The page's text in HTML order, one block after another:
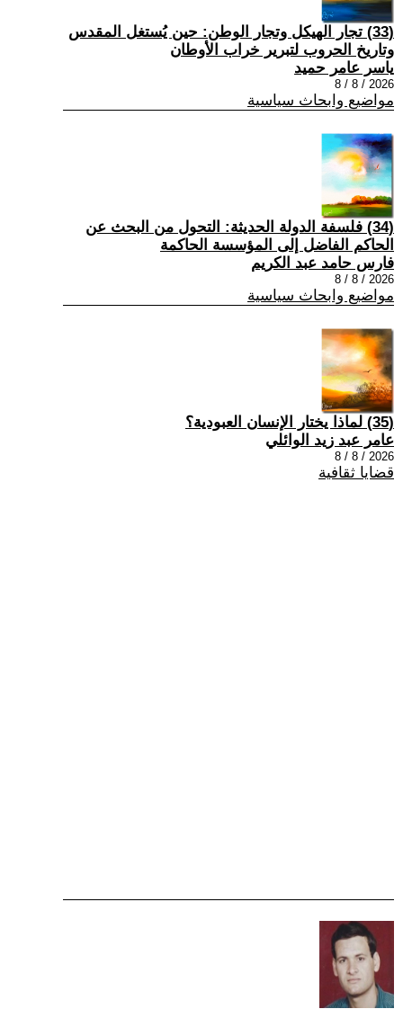
(33) تجار الهيكل وتجار الوطن: حين يُستغل المقدس
وتاريخ الحروب لتبرير خراب الأوطان
ياسر عامر حميد
2026 / 8 / 8
مواضيع وابحاث سياسية
(34) فلسفة الدولة الحديثة: التحول من البحث عن
الحاكم الفاضل إلى المؤسسة الحاكمة
فارس حامد عبد الكريم
2026 / 8 / 8
مواضيع وابحاث سياسية
(35) لماذا يختار الإنسان العبودية؟
عامر عبد زيد الوائلي
2026 / 8 / 8
قضايا ثقافية